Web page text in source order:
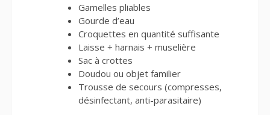
Gamelles pliables
Gourde d’eau
Croquettes en quantité suffisante
Laisse + harnais + muselière
Sac à crottes
Doudou ou objet familier
Trousse de secours (compresses,
désinfectant, anti-parasitaire)